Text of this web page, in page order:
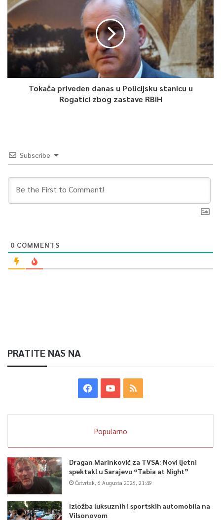
Tokača priveden danas u Policijsku stanicu u
Rogatici zbog zastave RBiH
Subscribe
0 COMMENTS
PRATITE NAS NA
Popularno
Dragan Marinković za TVSA: Novi ljetni
spektakl u Sarajevu “Tabia at Night”
Četvrtak, 6 Augusta 2026, 21:49
Izložba luksuznih i sportskih automobila na
Vilsonovom